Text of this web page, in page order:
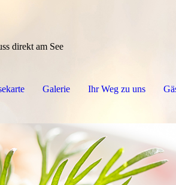
direkt am See
Galerie Ihr Weg zu uns